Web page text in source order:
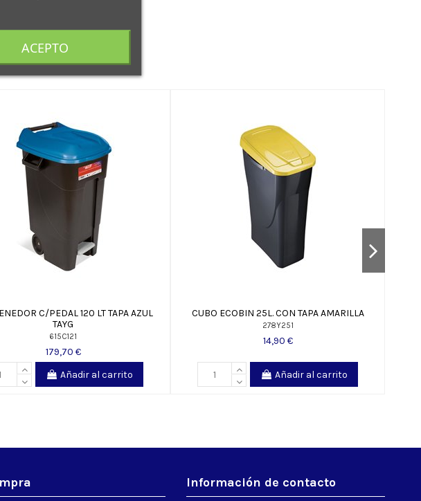
C/PEDAL 120 LT TAPA AZUL
TAYG
615C121
179,70 €
Añadir al carrito
CUBO ECOBIN 25L. CON TAPA AMARILLA
278Y251
14,90 €
Añadir al carrito
Información de contacto
ACEPTO